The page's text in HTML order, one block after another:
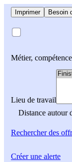
Imprimer Besoin
Métier,
Lieu de travail
Distance autour
Rechercherdes
Créer une alerte